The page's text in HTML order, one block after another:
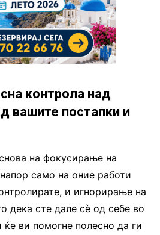
контрола над
вашите постапки и
на фокусирање на
само на оние работи
и игнорирање на
дека сте дале сè од себе во
ви помогне полесно да ги